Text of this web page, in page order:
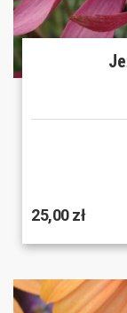
25,00 zł